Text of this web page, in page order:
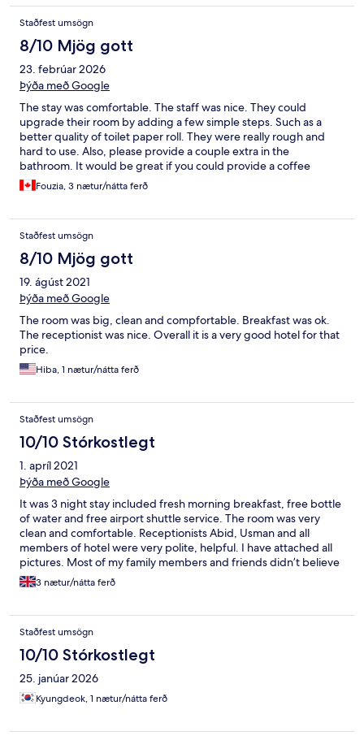
and the phone rings all day and all night, you can hear every
conversation from outside, and it’s uncomfortable for privacy as
everyone outside can most likely here you from inside your
room. I would stay here again, not on this floor or in this room
though.
Staðfest umsögn
8/10 Mjög gott
23. febrúar 2026
Þýða með Google
The stay was comfortable. The staff was nice. They could
upgrade their room by adding a few simple steps. Such as a
better quality of toilet paper roll. They were really rough and
hard to use. Also, please provide a couple extra in the
bathroom. It would be great if you could provide a coffee
machine and some coffee pods, sugar, and sweeteners. The
breakfast was good, but there was still no coffee. Just a tea.
and indrive is available.
Fouzia, 3 nætur/nátta ferð
Staðfest umsögn
8/10 Mjög gott
19. ágúst 2021
Þýða með Google
The room was big, clean and compfortable. Breakfast was ok.
The receptionist was nice. Overall it is a very good hotel for that
price.
Hiba, 1 nætur/nátta ferð
Staðfest umsögn
10/10 Stórkostlegt
1. apríl 2021
Þýða með Google
It was 3 night stay included fresh morning breakfast, free bottle
of water and free airport shuttle service. The room was very
clean and comfortable. Receptionists Abid, Usman and all
members of hotel were very polite, helpful. I have attached all
pictures. Most of my family members and friends didn’t believe
it was 3 start hotel because the service and hotel room was like 4
star. I will highly recommended this hotel to stay in blue area
3 nætur/nátta ferð
Staðfest umsögn
10/10 Stórkostlegt
25. janúar 2026
Kyungdeok, 1 nætur/nátta ferð